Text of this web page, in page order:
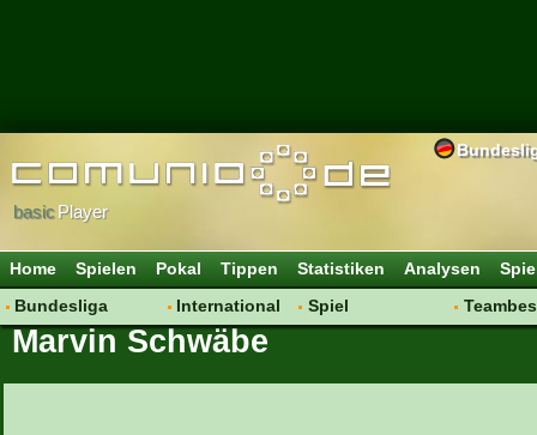
basicPlayer
Home Spielen Pokal Tippen Statistiken Analysen
Bundesliga
Hot News
International
Vereine
Spiel
Marvin Schwäbe